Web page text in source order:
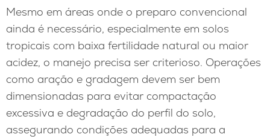
Mesmo em áreas onde o preparo convencional
ainda é necessário, especialmente em solos
tropicais com baixa fertilidade natural ou maior
acidez, o manejo precisa ser criterioso. Operações
como aração e gradagem devem ser bem
dimensionadas para evitar compactação
excessiva e degradação do perfil do solo,
assegurando condições adequadas para a